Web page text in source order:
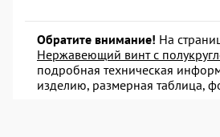
Обратите внимание! На
Нержавеющий винт с
подробная техническая
изделию, размерная таблица,